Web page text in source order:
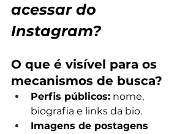
acessar do
Instagram?
O que é visível para os
mecanismos de busca?
Perfis públicos: nome,
biografia e links da bio.
Imagens de postagens